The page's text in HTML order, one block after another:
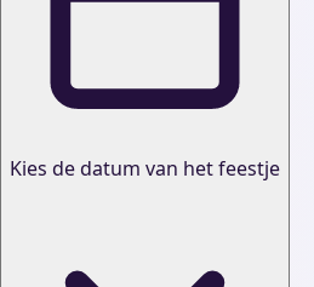
Kies de datum van het feestje